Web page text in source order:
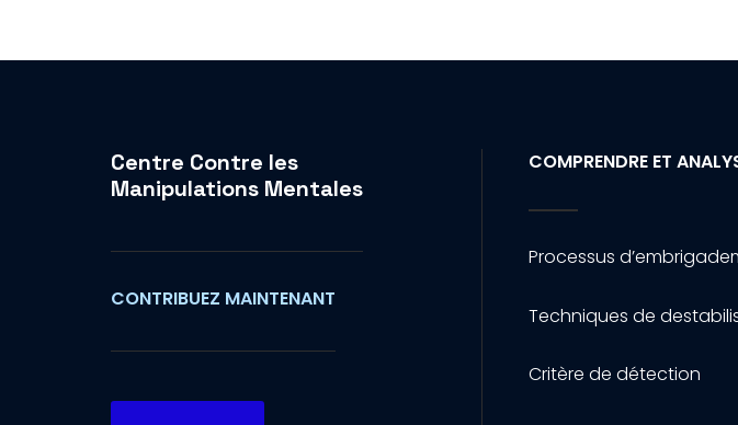
Centre Contre les
Manipulations Mentales
CONTRIBUEZ MAINTENANT
COMPRENDRE ET
Processus
Techniques de
Critère de détection